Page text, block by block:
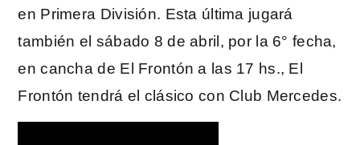
en Primera División. Esta última jugará
también el sábado 8 de abril, por la 6° fecha,
en cancha de El Frontón a las 17 hs., El
Frontón tendrá el clásico con Club Mercedes.